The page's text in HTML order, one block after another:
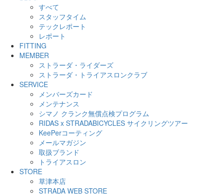
すべて
スタッフタイム
テックレポート
レポート
FITTING
MEMBER
ストラーダ・ライダーズ
ストラーダ・トライアスロンクラブ
SERVICE
メンバーズカード
メンテナンス
シマノ クランク無償点検プログラム
RIDAS x STRADABICYCLES サイクリングツアー
KeePerコーティング
メールマガジン
取扱ブランド
トライアスロン
STORE
草津本店
STRADA WEB STORE